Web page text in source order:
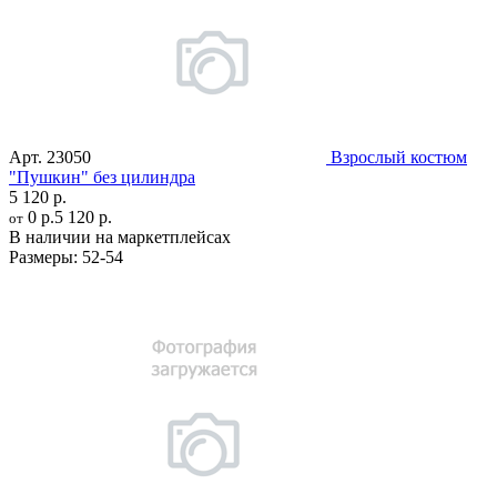
Арт. 23050
Взрослый костюм
"Пушкин" без цилиндра
5 120 р.
от 0 р.5 120 р.
В наличии на маркетплейсах
Размеры: 52-54